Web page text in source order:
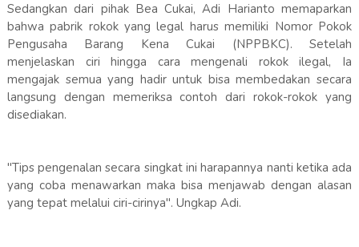
Sedangkan dari pihak Bea Cukai, Adi Harianto memaparkan
bahwa pabrik rokok yang legal harus memiliki Nomor Pokok
Pengusaha Barang Kena Cukai (NPPBKC). Setelah
menjelaskan ciri hingga cara mengenali rokok ilegal, Ia
mengajak semua yang hadir untuk bisa membedakan secara
langsung dengan memeriksa contoh dari rokok-rokok yang
disediakan.
"Tips pengenalan secara singkat ini harapannya nanti ketika ada
yang coba menawarkan maka bisa menjawab dengan alasan
yang tepat melalui ciri-cirinya". Ungkap Adi.